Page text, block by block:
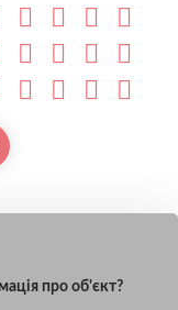
про об'єкт?